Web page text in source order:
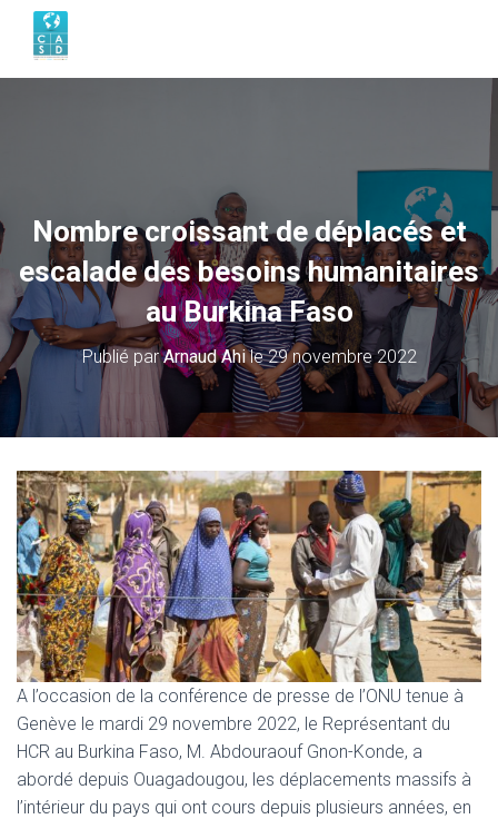
Nombre croissant de déplacés et
escalade des besoins humanitaires
au Burkina Faso
Publié parArnaud Ahile29 novembre 2022
A l’occasion de la conférence de presse de l’ONU tenue à
Genève le mardi 29 novembre 2022, le Représentant du
HCR au Burkina Faso, M. Abdouraouf Gnon-Konde, a
abordé depuis Ouagadougou, les déplacements massifs à
l’intérieur du pays qui ont cours depuis plusieurs années, en